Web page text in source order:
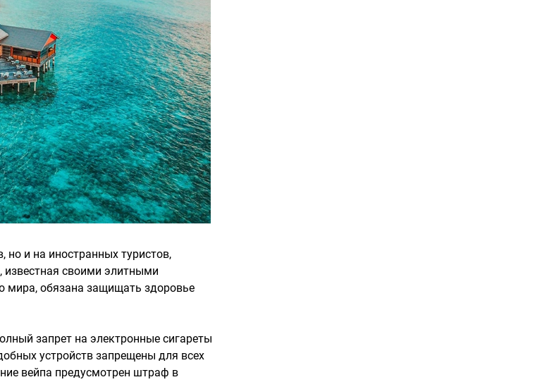
но и на иностранных туристов,
известная своими элитными
мира, обязана защищать здоровье
запрет на электронные сигареты
устройств запрещены для всех
вейпа предусмотрен штраф в